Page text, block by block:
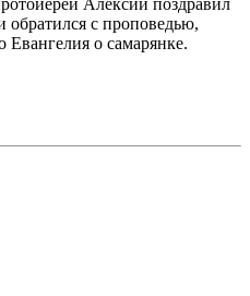
с проповедью,
Евангелия о самарянке.